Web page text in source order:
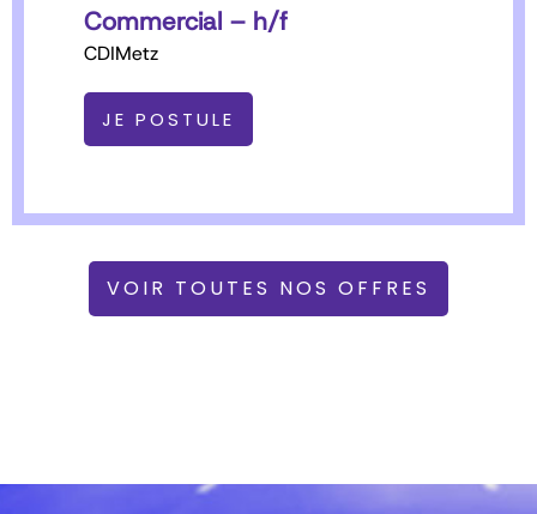
Commercial – h/f
CDIMetz
JE POSTULE
VOIR TOUTES NOS OFFRES